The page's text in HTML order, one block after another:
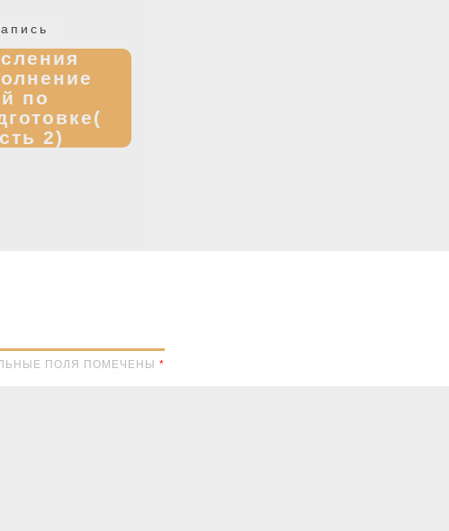
запись:
по
2)
ПОЛЯ ПОМЕЧЕНЫ *